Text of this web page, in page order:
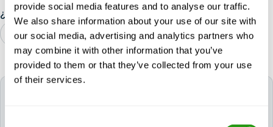
provide social media features and to analyse our traffic.
We also share information about your use of our site with
our social media, advertising and analytics partners who
may combine it with other information that you’ve
provided to them or that they’ve collected from your use
of their services.
¿Le ha resultado útil esta información?
Sí No